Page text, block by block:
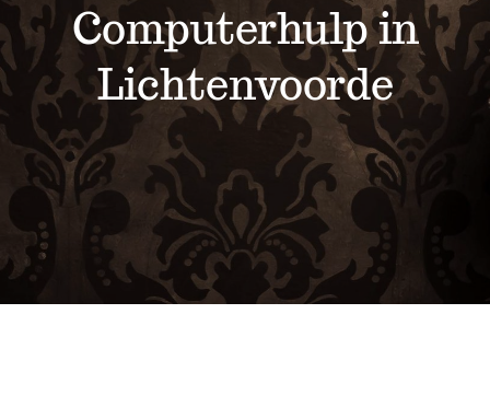
Servicepunten
Webwinkel
Contact
Computerhulp in
Lichtenvoorde